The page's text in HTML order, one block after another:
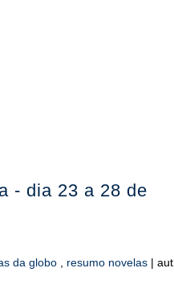
- dia 23 a 28 de
da globo resumo novelas |